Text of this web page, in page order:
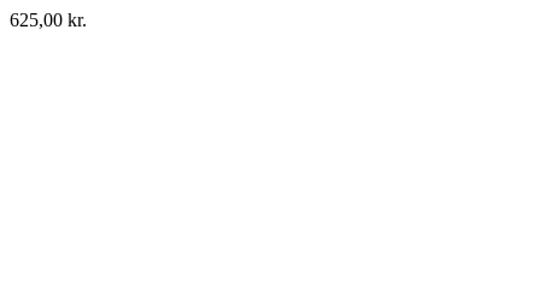
625,00 kr.